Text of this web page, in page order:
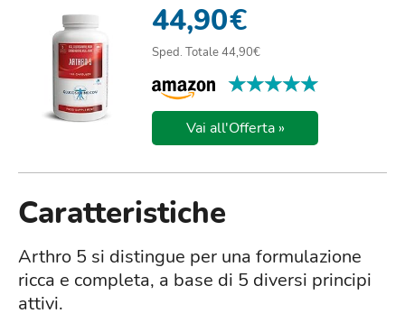
44,90€
Sped. Totale 44,90€
★★★★★
★★★★★
Vai all'Offerta »
Caratteristiche
Arthro 5 si distingue per una formulazione
ricca e completa, a base di 5 diversi principi
attivi.